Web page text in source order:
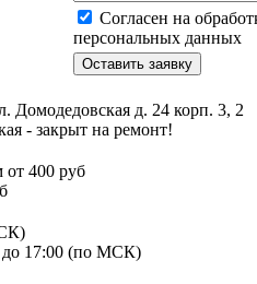
Согласен на
персональных данных
Домодедовская д. 24 корп. 3, 2
- закрыт на ремонт!
от 400 руб
до 17:00 (по МСК)